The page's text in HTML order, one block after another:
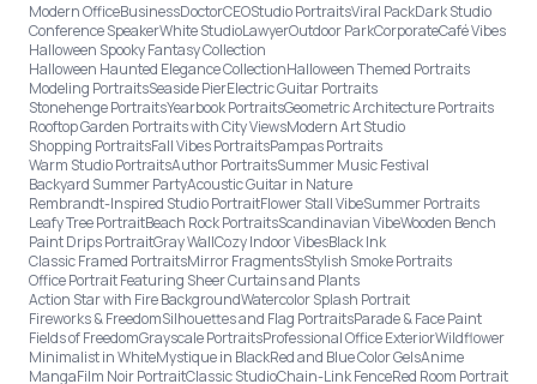
Modern OfficeBusinessDoctorCEOStudio PortraitsViral PackDark Studio
Conference SpeakerWhite StudioLawyerOutdoor ParkCorporateCafé Vibes
Halloween Spooky Fantasy Collection
Halloween Haunted Elegance CollectionHalloween Themed Portraits
Modeling PortraitsSeaside PierElectric Guitar Portraits
Stonehenge PortraitsYearbook PortraitsGeometric Architecture Portraits
Rooftop Garden Portraits with City ViewsModern Art Studio
Shopping PortraitsFall Vibes PortraitsPampas Portraits
Warm Studio PortraitsAuthor PortraitsSummer Music Festival
Backyard Summer PartyAcoustic Guitar in Nature
Rembrandt-Inspired Studio PortraitFlower Stall VibeSummer Portraits
Leafy Tree PortraitBeach Rock PortraitsScandinavian VibeWooden Bench
Paint Drips PortraitGray WallCozy Indoor VibesBlack Ink
Classic Framed PortraitsMirror FragmentsStylish Smoke Portraits
Office Portrait Featuring Sheer Curtains and Plants
Action Star with Fire BackgroundWatercolor Splash Portrait
Fireworks & FreedomSilhouettes and Flag PortraitsParade & Face Paint
Fields of FreedomGrayscale PortraitsProfessional Office ExteriorWildflower
Minimalist in WhiteMystique in BlackRed and Blue Color GelsAnime
MangaFilm Noir PortraitClassic StudioChain-Link FenceRed Room Portrait